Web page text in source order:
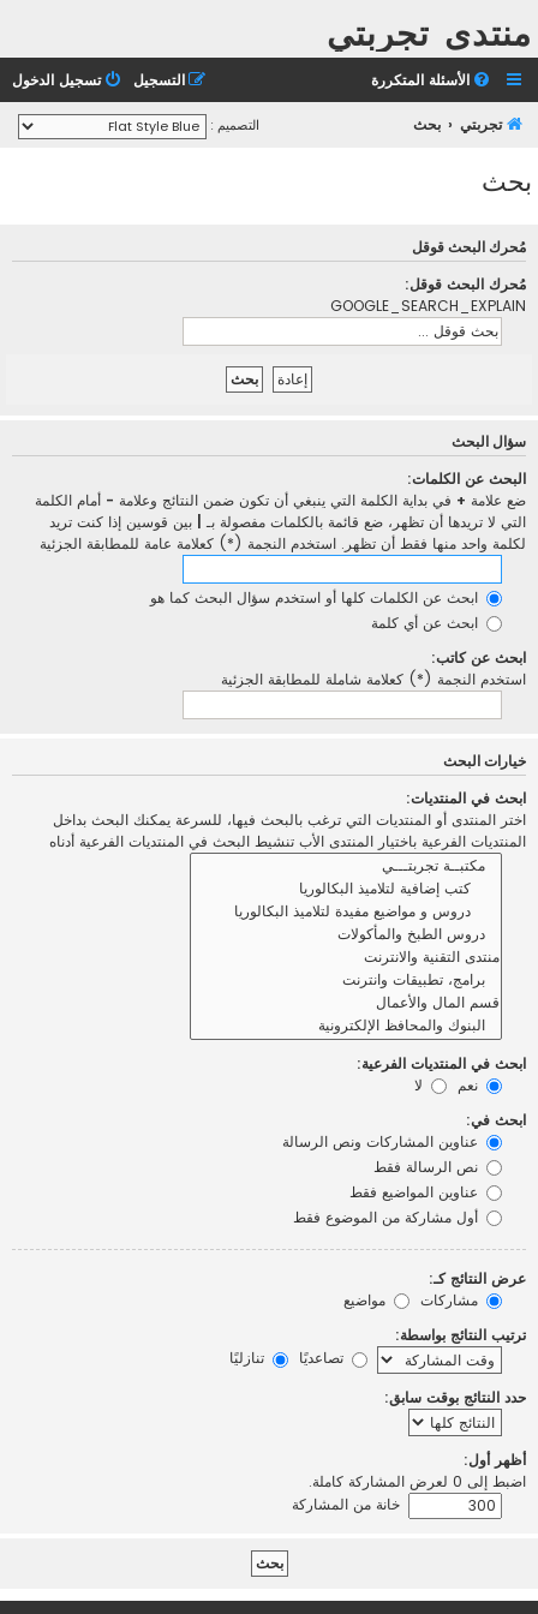
منتدى تجربتي
الأسئلة المتكررة تسجيل الدخول التسجيل
تجربتي بحث التصميم :
بحث
مُحرك البحث قوقل
مُحرك البحث قوقل:
GOOGLE_SEARCH_EXPLAIN
سؤال البحث
البحث عن الكلمات:
ضع علامة + في بداية الكلمة التي ينبغي أن تكون ضمن النتائج وعلامة - أمام الكلمة
التي لا تريدها أن تظهر، ضع قائمة بالكلمات مفصولة بـ
بين قوسين إذا كنت تريد
لكلمة واحد منها فقط أن تظهر. استخدم النجمة (*) كعلامة عامة للمطابقة الجزئية
ابحث عن الكلمات كلها أو استخدم سؤال البحث كما هو
ابحث عن أي كلمة
ابحث عن كاتب:
استخدم النجمة (*) كعلامة شاملة للمطابقة الجزئية
خيارات البحث
ابحث في المنتديات:
اختر المنتدى أو المنتديات التي ترغب بالبحث فيها، للسرعة يمكنك البحث بداخل
المنتديات الفرعية باختيار المنتدى الأب تنشيط البحث في المنتديات الفرعية أدناه
ابحث في المنتديات الفرعية:
نعم
لا
ابحث في:
عناوين المشاركات ونص الرسالة
نص الرسالة فقط
عناوين المواضيع فقط
أول مشاركة من الموضوع فقط
عرض النتائج كـ:
مشاركات
مواضيع
ترتيب النتائج بواسطة:
تصاعديًا
تنازليًا
حدد النتائج بوقت سابق:
أظهر أول:
اضبط إلى 0 لعرض المشاركة كاملة.
خانة من المشاركة